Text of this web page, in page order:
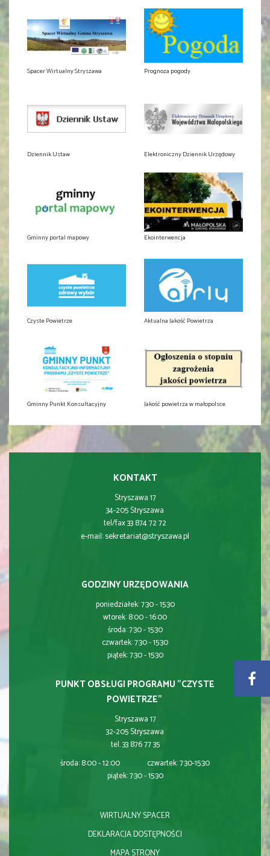
Spacer Wirtualny Stryszawa Prognoza pogody
Dziennik Ustaw Elektroniczny Dziennik Urzędowy
Gminny portal mapowy Ekointerwencja
Czyste Powietrze Aktualna Jakość Powietrza
Gminny Punkt Konsultacyjny Jakość powietrza w małopolsce
KONTAKT
Stryszawa 17
34-205 Stryszawa
tel/fax 33 874 72 72
e-mail:sekretariat@stryszawa.pl
GODZINY URZĘDOWANIA
poniedziałek: 7:30 - 15:30
wtorek: 8:00 - 16:00
środa: 7:30 - 15:30
czwartek: 7:30 - 15:30
piątek: 7:30 - 15:30
PUNKT OBSŁUGI PROGRAMU "CZYSTE
POWIETRZE"
Stryszawa 17
32-205 Stryszawa
tel. 33 876 77 35
środa: 8:00 - 12:00 czwartek: 7:30-15:30
piątek: 7:30 - 15:30
WIRTUALNY SPACER
DEKLARACJA DOSTĘPNOŚCI
MAPA STRONY